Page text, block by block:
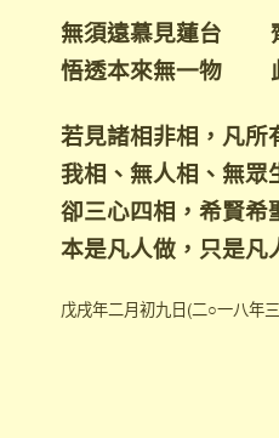
無須遠慕見蓮台
悟透本來無一物
若見諸相非相，凡所
我相、無人相、無眾
卻三心四相，希賢希
本是凡人做，只是
戊戌年二月初九日(二○一八年